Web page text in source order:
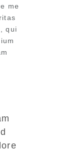
me
qui